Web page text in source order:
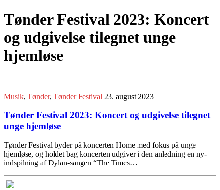
Tønder Festival 2023: Koncert
og udgivelse tilegnet unge
hjemløse
Musik, Tønder, Tønder Festival 23. august 2023
Tønder Festival 2023: Koncert og udgivelse tilegnet
unge hjemløse
Tønder Festival byder på koncerten Home med fokus på unge
hjemløse, og holdet bag koncerten udgiver i den anledning en ny-
indspilning af Dylan-sangen “The Times…